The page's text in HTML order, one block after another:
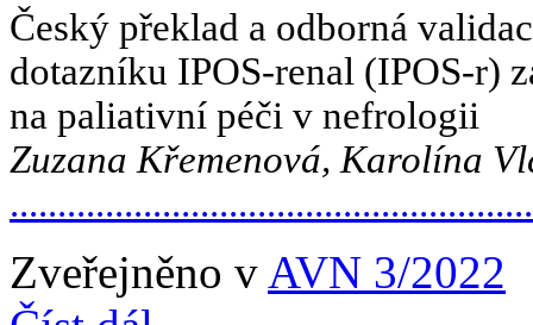
Český překlad a odborná
dotazníku IPOS-renal (IPOS-r)
na paliativní péči v nefrologii
Zuzana Křemenová, Karolína
Zveřejněno v AVN 3/2022